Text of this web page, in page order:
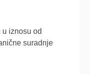
iznosu od
suradnje